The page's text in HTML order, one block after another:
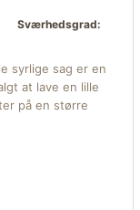
Sværhedsgrad:
syrlige sag er en
at lave en lille
på en større